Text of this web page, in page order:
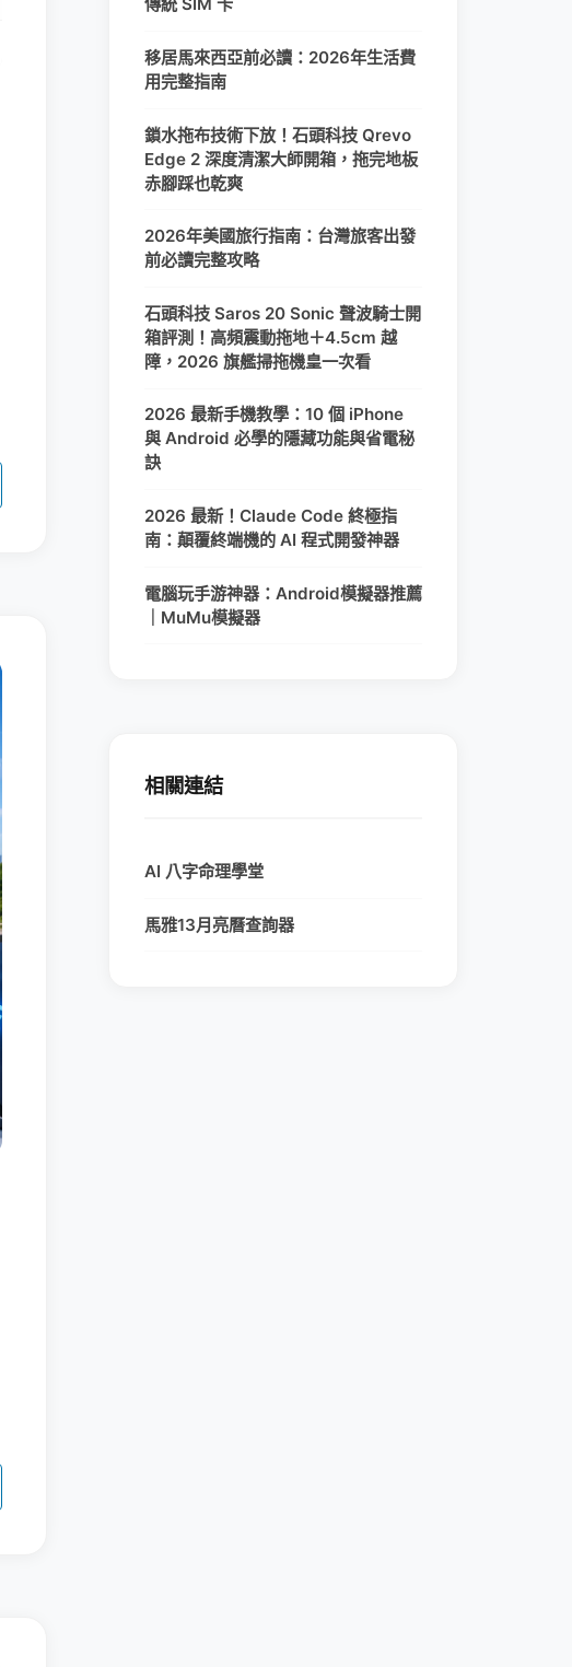
傳統 SIM 卡
移居馬來西亞前必讀：2026年生活費
用完整指南
鎖水拖布技術下放！石頭科技 Qrevo
Edge 2 深度清潔大師開箱，拖完地板
赤腳踩也乾爽
2026年美國旅行指南：台灣旅客出發
前必讀完整攻略
石頭科技 Saros 20 Sonic 聲波騎士開
箱評測！高頻震動拖地＋4.5cm 越
障，2026 旗艦掃拖機皇一次看
2026 最新手機教學：10 個 iPhone
與 Android 必學的隱藏功能與省電秘
訣
2026 最新！Claude Code 終極指
南：顛覆終端機的 AI 程式開發神器
電腦玩手游神器：Android模擬器推薦
｜MuMu模擬器
相關連結
AI 八字命理學堂
馬雅13月亮曆查詢器